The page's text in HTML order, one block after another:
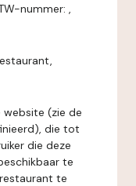
nummer: ,
(zie de
die tot
die deze
te
te